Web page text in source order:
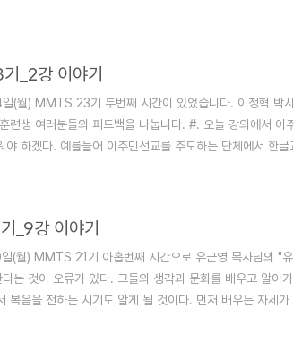
_2강 이야기
(월) MMTS 23기 두번째 시간이 있었습니다. 이정혁 박
련생 여러분들의 피드백을 나눕니다. #. 오늘 강의에서
야 하겠다. 예를들어 이주민선교를 주도하는 단체에서 한
_9강 이야기
(월) MMTS 21기 아홉번째 시간으로 유근영 목사님의 "
는 것이 오류가 있다. 그들의 생각과 문화를 배우고 알아
복음을 전하는 시기도 알게 될 것이다. 먼저 배우는 자세